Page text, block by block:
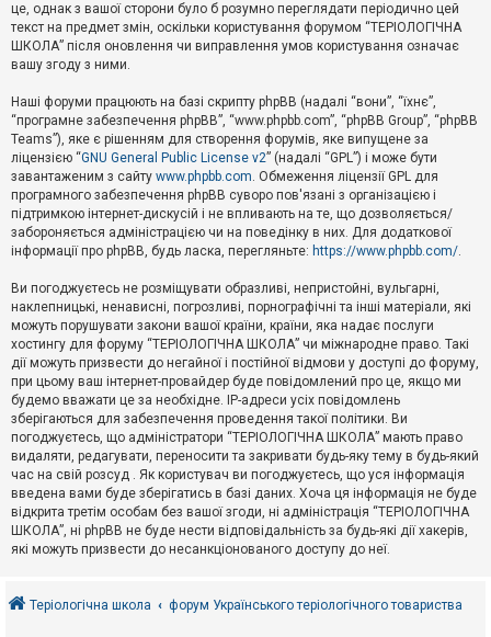
я
Т
м
и
б
е
з
в
і
д
п
о
в
д
й
А
к
т
и
в
н
т
е
м
и
о
це, однак з вашої сторони було б розумно переглядати періодично цей
текст на предмет змін, оскільки користування форумом “ТЕРІОЛОГІЧНА
ШКОЛА” після оновлення чи виправлення умов користування означає
вашу згоду з ними.
Наші форуми працюють на базі скрипту phpBB (надалі “вони”, “їхнє”,
“програмне забезпечення phpBB”, “www.phpbb.com”, “phpBB Group”, “phpBB
Teams”), яке є рішенням для створення форумів, яке випущене за
ліцензією “GNU General Public License v2” (надалі “GPL”) і може бути
завантаженим з сайту www.phpbb.com. Обмеження ліцензії GPL для
програмного забезпечення phpBB суворо пов'язані з організацією і
підтримкою інтернет-дискусій і не впливають на те, що дозволяється/
забороняється адміністрацією чи на поведінку в них. Для додаткової
інформації про phpBB, будь ласка, перегляньте: https://www.phpbb.com/.
Ви погоджуєтесь не розміщувати образливі, непристойні, вульгарні,
наклепницькі, ненависні, погрозливі, порнографічні та інші матеріали, які
можуть порушувати закони вашої країни, країни, яка надає послуги
хостингу для форуму “ТЕРІОЛОГІЧНА ШКОЛА” чи міжнародне право. Такі
дії можуть призвести до негайної і постійної відмови у доступі до форуму,
при цьому ваш інтернет-провайдер буде повідомлений про це, якщо ми
будемо вважати це за необхідне. IP-адреси усіх повідомлень
зберігаються для забезпечення проведення такої політики. Ви
погоджуєтесь, що адміністратори “ТЕРІОЛОГІЧНА ШКОЛА” мають право
видаляти, редагувати, переносити та закривати будь-яку тему в будь-який
час на свій розсуд . Як користувач ви погоджуєтесь, що уся інформація
введена вами буде зберігатись в базі даних. Хоча ця інформація не буде
відкрита третім особам без вашої згоди, ні адміністрація “ТЕРІОЛОГІЧНА
ШКОЛА”, ні phpBB не буде нести відповідальність за будь-які дії хакерів,
які можуть призвести до несанкціонованого доступу до неї.
Теріологічна школа форум Українського теріологічного товариства